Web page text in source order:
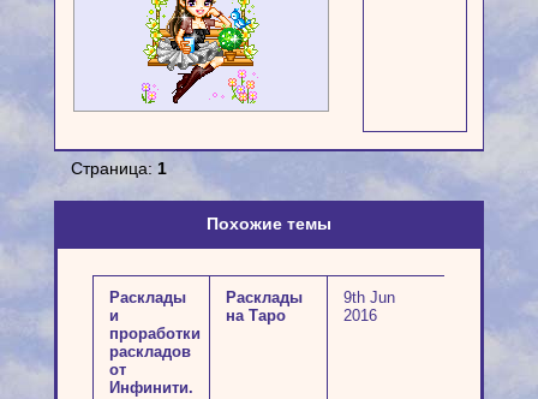
Страница: 1
Похожие темы
Расклады
и
проработки
раскладов
от
Инфинити.
Расклады
на Таро
9th Jun
2016